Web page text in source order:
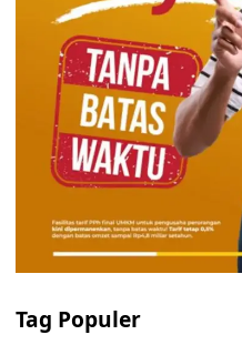
Tag Populer